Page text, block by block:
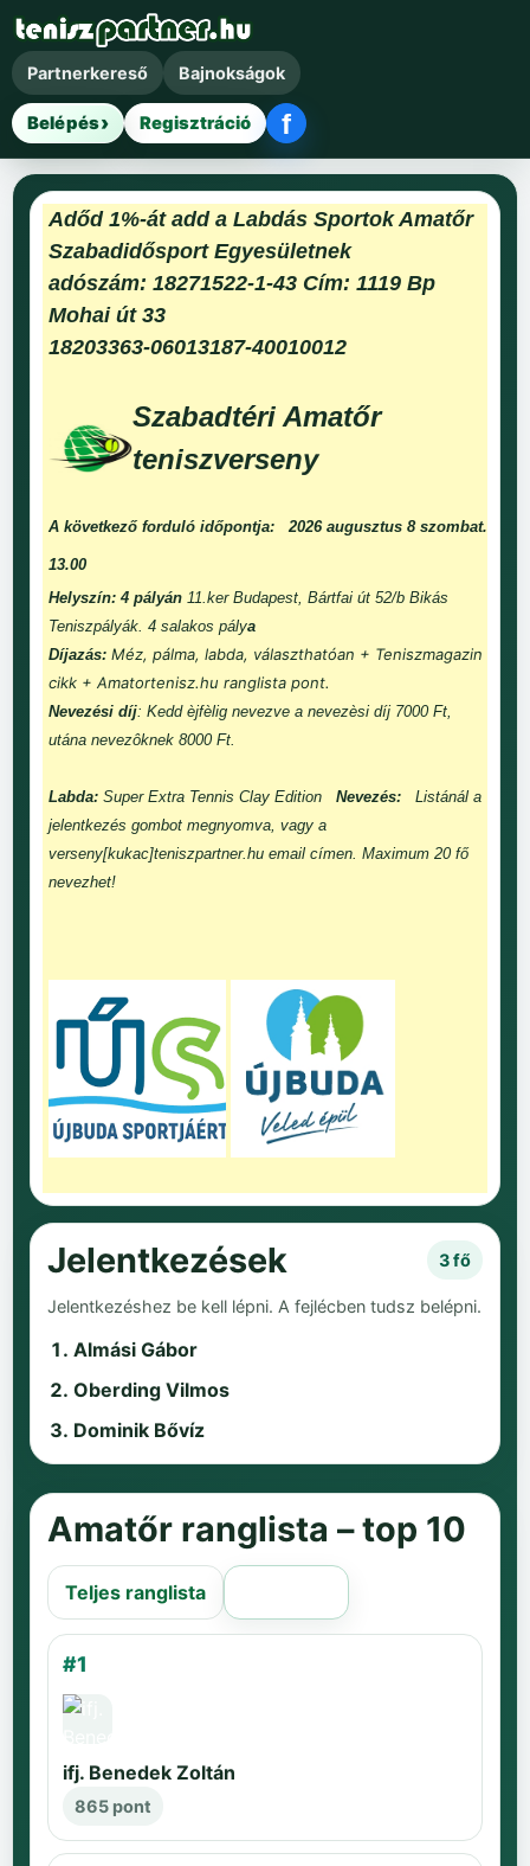
Partnerkereső Bajnokságok
Belépés Regisztráció fFacebook belépés
Adőd 1%-át add a Labdás Sportok Amatőr
Szabadidősport Egyesületnek
adószám: 18271522-1-43 Cím: 1119 Bp
Mohai út 33
18203363-06013187-40010012
Szabadtéri Amatőr
teniszverseny
A következő forduló időpontja: 2026 augusztus 8 szombat.
13.00
Helyszín: 4 pályán 11.ker Budapest, Bártfai út 52/b Bikás
Teniszpályák. 4 salakos pálya
Díjazás: Méz, pálma, labda, választhatóan + Teniszmagazin
cikk + Amatortenisz.hu ranglista pont.
Nevezési díj: Kedd èjfèlig nevezve a nevezèsi díj 7000 Ft,
utána nevezôknek 8000 Ft.
Labda: Super Extra Tennis Clay Edition Nevezés:
Listánál a
jelentkezés gombot megnyomva, vagy a
verseny[kukac]teniszpartner.hu email címen. Maximum 20 fő
nevezhet!
Jelentkezések 3 fő
Jelentkezéshez be kell lépni. A fejlécben tudsz belépni.
Almási Gábor
Oberding Vilmos
Dominik Bővíz
Amatőr ranglista – top 10
Teljes ranglista
#1
ifj. Benedek Zoltán
865 pont